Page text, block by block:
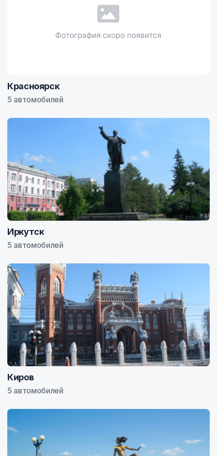
Красноярск
5 автомобилей
Иркутск
5 автомобилей
Киров
5 автомобилей